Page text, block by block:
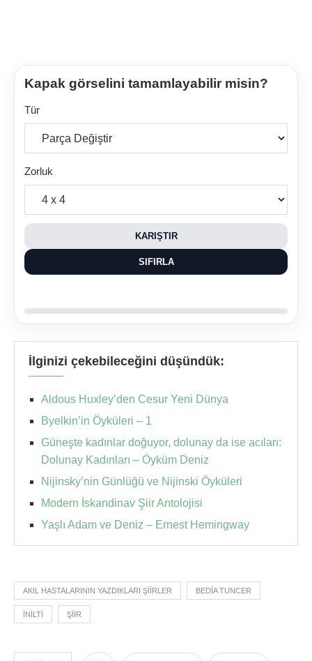
Kapak görselini tamamlayabilir misin?
Tür
Zorluk
KARIŞTIR
SIFIRLA
İlginizi çekebileceğini düşündük:
Aldous Huxley’den Cesur Yeni Dünya
Byelkin’in Öyküleri – 1
Güneşte kadınlar doğuyor, dolunay da ise acıları:
Dolunay Kadınları – Öyküm Deniz
Nijinsky’nin Günlüğü ve Nijinski Öyküleri
Modern İskandinav Şiir Antolojisi
Yaşlı Adam ve Deniz – Ernest Hemingway
AKIL HASTALARININ YAZDIKLARI ŞIIRLER BEDIA TUNCER
INILTI ŞIIR